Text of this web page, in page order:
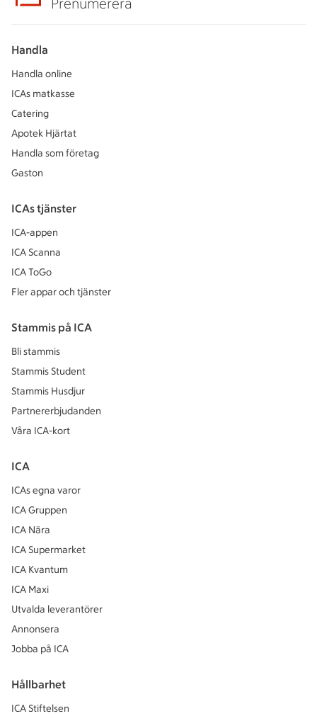
Handla
Handla online
ICAs matkasse
Catering
Apotek Hjärtat
Handla som företag
Gaston
ICAs tjänster
ICA-appen
ICA Scanna
ICA ToGo
Fler appar och tjänster
Stammis på ICA
Bli stammis
Stammis Student
Stammis Husdjur
Partnererbjudanden
Våra ICA-kort
ICA
ICAs egna varor
ICA Gruppen
ICA Nära
ICA Supermarket
ICA Kvantum
ICA Maxi
Utvalda leverantörer
Annonsera
Jobba på ICA
Hållbarhet
ICA Stiftelsen